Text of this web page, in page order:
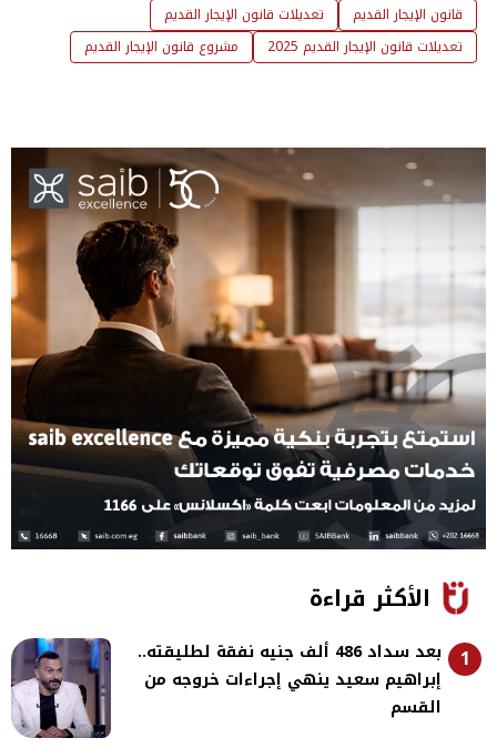
قانون الإيجار القديم
تعديلات قانون الإيجار القديم
تعديلات قانون الإيجار القديم 2025
مشروع قانون الإيجار القديم
الأكثر قراءة
1
بعد سداد 486 ألف جنيه نفقة لطليقته..
إبراهيم سعيد ينهي إجراءات خروجه من
القسم